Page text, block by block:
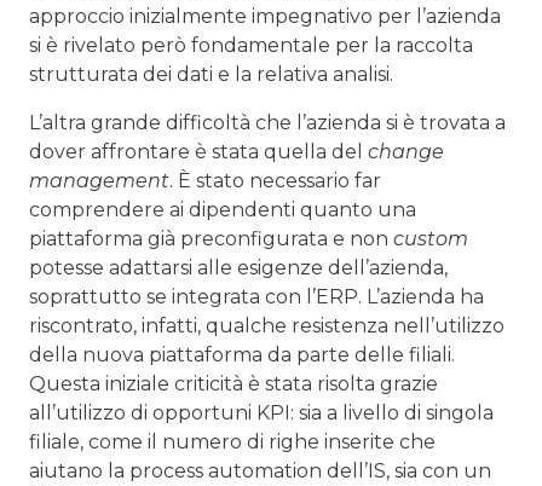
approccio inizialmente impegnativo per l’azienda
si è rivelato però fondamentale per la raccolta
strutturata dei dati e la relativa analisi.
L’altra grande difficoltà che l’azienda si è trovata a
dover affrontare è stata quella del change
management. È stato necessario far
comprendere ai dipendenti quanto una
piattaforma già preconfigurata e non custom
potesse adattarsi alle esigenze dell’azienda,
soprattutto se integrata con l’ERP. L’azienda ha
riscontrato, infatti, qualche resistenza nell’utilizzo
della nuova piattaforma da parte delle filiali.
Questa iniziale criticità è stata risolta grazie
all’utilizzo di opportuni KPI: sia a livello di singola
filiale, come il numero di righe inserite che
aiutano la process automation dell’IS, sia con un